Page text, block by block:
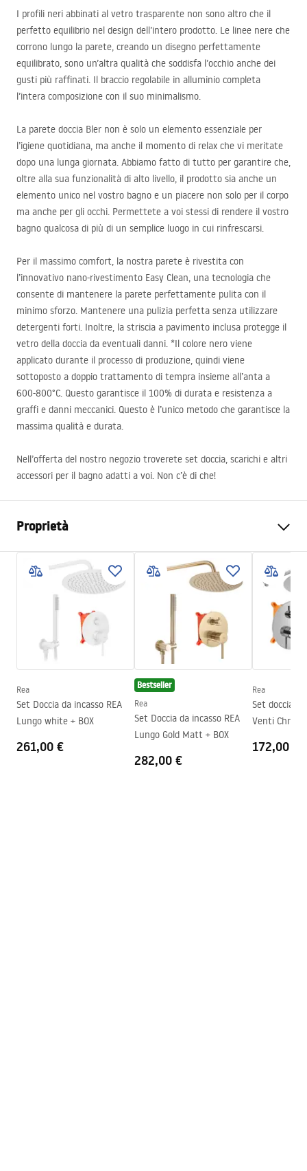
I profili neri abbinati al vetro trasparente non sono altro che il
perfetto equilibrio nel design dell’intero prodotto. Le linee nere che
corrono lungo la parete, creando un disegno perfettamente
equilibrato, sono un’altra qualità che soddisfa l’occhio anche dei
gusti più raffinati. Il braccio regolabile in alluminio completa
l’intera composizione con il suo minimalismo.
La parete doccia Bler non è solo un elemento essenziale per
l’igiene quotidiana, ma anche il momento di relax che vi meritate
dopo una lunga giornata. Abbiamo fatto di tutto per garantire che,
oltre alla sua funzionalità di alto livello, il prodotto sia anche un
elemento unico nel vostro bagno e un piacere non solo per il corpo
ma anche per gli occhi. Permettete a voi stessi di rendere il vostro
bagno qualcosa di più di un semplice luogo in cui rinfrescarsi.
Per il massimo comfort, la nostra parete è rivestita con
l’innovativo nano-rivestimento Easy Clean, una tecnologia che
consente di mantenere la parete perfettamente pulita con il
minimo sforzo. Mantenere una pulizia perfetta senza utilizzare
detergenti forti. Inoltre, la striscia a pavimento inclusa protegge il
vetro della doccia da eventuali danni. *Il colore nero viene
applicato durante il processo di produzione, quindi viene
sottoposto a doppio trattamento di tempra insieme all’anta a
600-800°C. Questo garantisce il 100% di durata e resistenza a
graffi e danni meccanici. Questo è l’unico metodo che garantisce la
massima qualità e durata.
Nell’offerta del nostro negozio troverete set doccia, scarichi e altri
accessori per il bagno adatti a voi. Non c’è di che!
Proprietà
Dimensioni (porta x parete)
Nero opaco
Il colore del vetro
Trasparente 8mm
Serie
Bler
Direzione della cabina
Universale
Garanzia
24 mesi
Rea
Set Doccia da incasso REA
Lungo white + BOX
261,00 €
Bestseller
Rea
Set Doccia da incasso REA
Lungo Gold Matt + BOX
282,00 €
Rea
Set doccia
172,00 €